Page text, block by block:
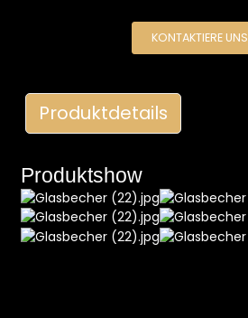
KONTAKTIERE UNS
Produktdetails
Produktshow